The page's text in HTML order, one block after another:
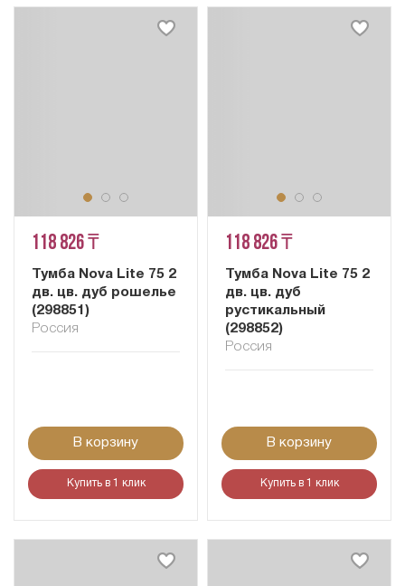
118 826 ₸
Тумба Nova Lite 75 2
дв. цв. дуб рошелье
(298851)
Россия
В корзину
Купить в 1 клик
118 826 ₸
Тумба Nova Lite 75 2
дв. цв. дуб
рустикальный
(298852)
Россия
В корзину
Купить в 1 клик